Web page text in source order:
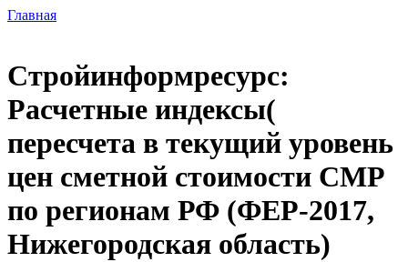
Главная
Стройинформресурс:
Расчетные индексы(
пересчета в текущий уровень
цен сметной стоимости СМР
по регионам РФ (ФЕР-2017,
Нижегородская область)